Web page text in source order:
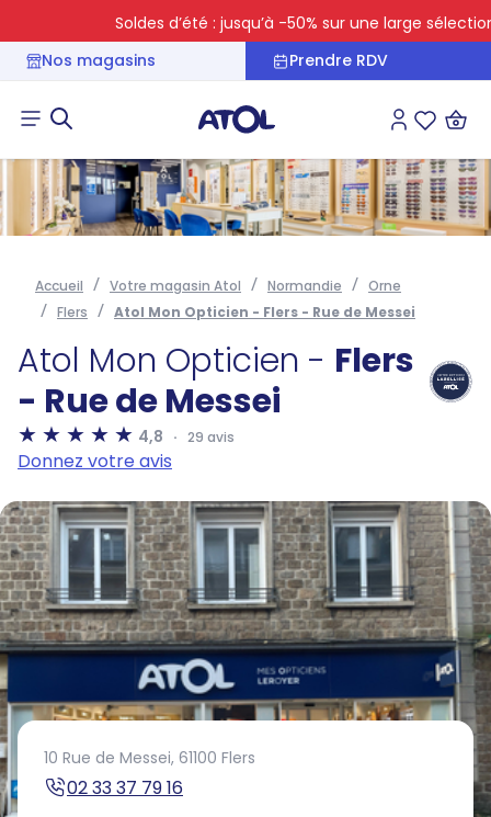
Soldes d’été : jusqu’à -50% sur une large sélection
Nos magasins
Prendre RDV
Connexion
Accueil Votre magasin Atol Normandie
Orne
Flers
Atol Mon Opticien - Flers - Rue de Messei
Atol Mon Opticien - Flers
- Rue de Messei
4,8 29 avis
Donnez votre avis
10 Rue de Messei, 61100 Flers
02 33 37 79 16